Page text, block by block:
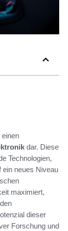
einen
dar. Diese
Technologien,
ein neues Niveau
maximiert,
dieser
Forschung und